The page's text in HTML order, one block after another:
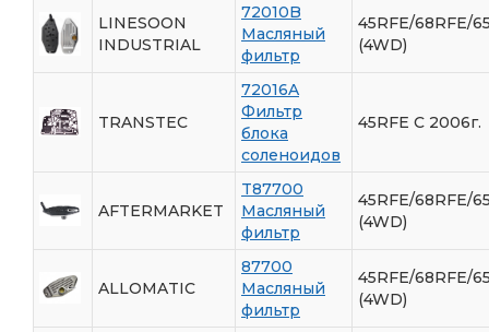
LINESOON
INDUSTRIAL
72010B
Масляный
фильтр
45RFE/68RFE/
(4WD)
TRANSTEC
72016A
Фильтр
блока
соленоидов
45RFE C 2006г.
AFTERMARKET
T87700
Масляный
фильтр
45RFE/68RFE/
(4WD)
ALLOMATIC
87700
Масляный
фильтр
45RFE/68RFE/
(4WD)